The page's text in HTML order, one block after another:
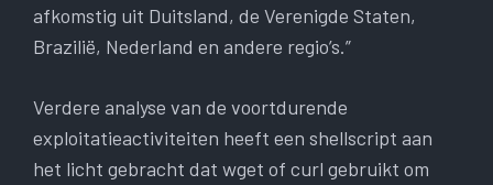
afkomstig uit Duitsland, de Verenigde Staten,
Brazilië, Nederland en andere regio’s.”
Verdere analyse van de voortdurende
exploitatieactiviteiten heeft een shellscript aan
het licht gebracht dat wget of curl gebruikt om